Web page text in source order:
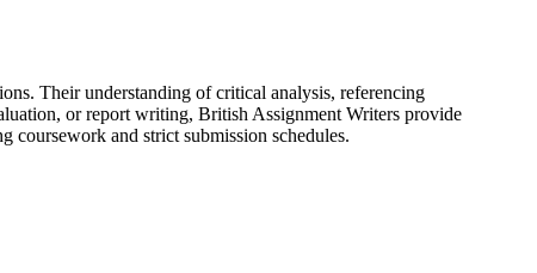
Their understanding of critical analysis, referencing
or report writing, British Assignment Writers provide
coursework and strict submission schedules.